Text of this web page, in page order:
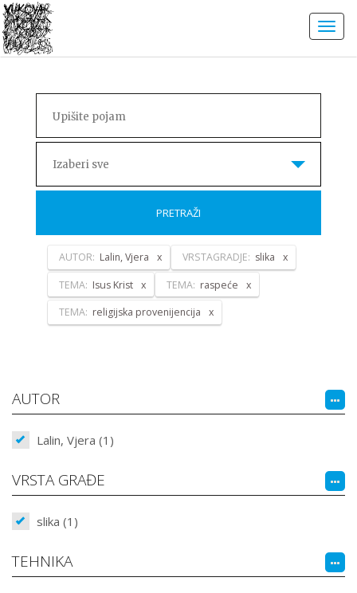
Izaberi sve
PRETRAŽI
AUTOR: Lalin, Vjera VRSTAGRADJE: slika
TEMA: Isus Krist TEMA: raspeće
TEMA: religijska provenijencija
AUTOR
Lalin, Vjera (1)
VRSTA GRAĐE
slika (1)
TEHNIKA